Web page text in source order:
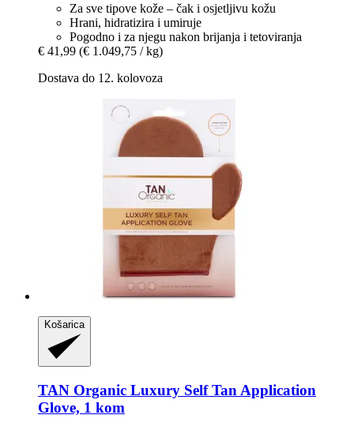
Za sve tipove kože – čak i osjetljivu kožu
Hrani, hidratizira i umiruje
Pogodno i za njegu nakon brijanja i tetoviranja
€ 41,99 (€ 1.049,75 / kg)
Dostava do 12. kolovoza
Košarica
TAN Organic Luxury Self Tan Application
Glove, 1 kom